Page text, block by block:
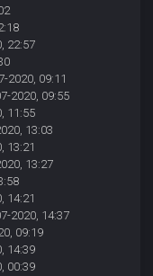
22:57
2020, 09:11
2020, 09:55
11:55
13:03
13:21
13:27
14:21
2020, 14:37
09:19
14:39
00:39